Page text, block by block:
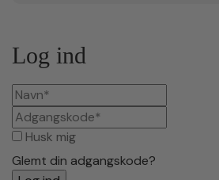
Log ind
Husk mig
Glemt din adgangskode?